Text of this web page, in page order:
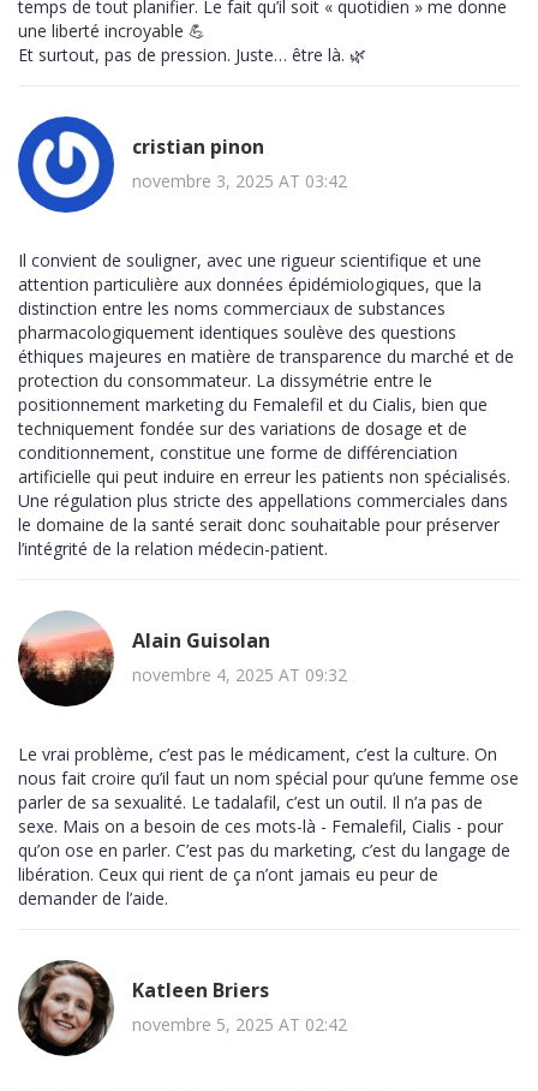
temps de tout planifier. Le fait qu’il soit « quotidien » me donne
une liberté incroyable 💪
Et surtout, pas de pression. Juste… être là. 🌿
cristian pinon
novembre 3, 2025 AT 03:42
Il convient de souligner, avec une rigueur scientifique et une
attention particulière aux données épidémiologiques, que la
distinction entre les noms commerciaux de substances
pharmacologiquement identiques soulève des questions
éthiques majeures en matière de transparence du marché et de
protection du consommateur. La dissymétrie entre le
positionnement marketing du Femalefil et du Cialis, bien que
techniquement fondée sur des variations de dosage et de
conditionnement, constitue une forme de différenciation
artificielle qui peut induire en erreur les patients non spécialisés.
Une régulation plus stricte des appellations commerciales dans
le domaine de la santé serait donc souhaitable pour préserver
l’intégrité de la relation médecin-patient.
Alain Guisolan
novembre 4, 2025 AT 09:32
Le vrai problème, c’est pas le médicament, c’est la culture. On
nous fait croire qu’il faut un nom spécial pour qu’une femme ose
parler de sa sexualité. Le tadalafil, c’est un outil. Il n’a pas de
sexe. Mais on a besoin de ces mots-là - Femalefil, Cialis - pour
qu’on ose en parler. C’est pas du marketing, c’est du langage de
libération. Ceux qui rient de ça n’ont jamais eu peur de
demander de l’aide.
Katleen Briers
novembre 5, 2025 AT 02:42